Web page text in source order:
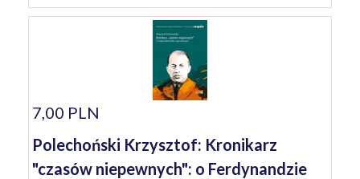
7,00 PLN
Polechoński Krzysztof: Kronikarz
"czasów niepewnych": o Ferdynandzie